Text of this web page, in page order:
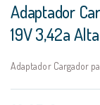
al
comienzo
de
galería
Adaptador
19V 3,42a
Adaptador Cargador